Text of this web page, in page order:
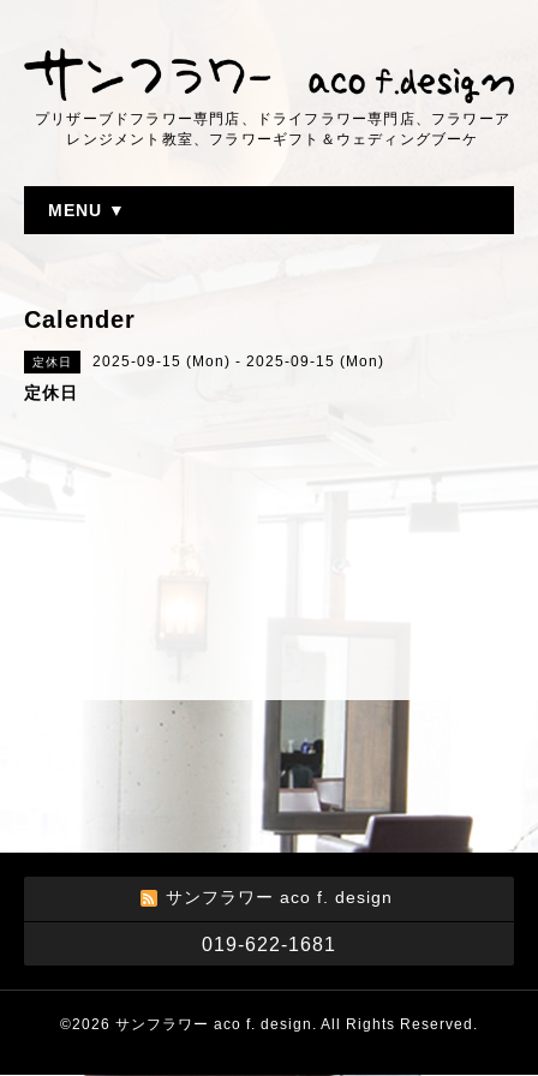
プリザーブドフラワー専門店、ドライフラワー専門店、フラワーア
レンジメント教室、フラワーギフト＆ウェディングブーケ
MENU ▼
Calender
定休日 2025-09-15 (Mon) - 2025-09-15 (Mon)
定休日
サンフラワー aco f. design
019-622-1681
©2026 サンフラワー aco f. design . All Rights Reserved.